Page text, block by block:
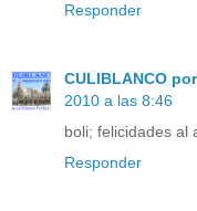
Responder
CULIBLANCO
2010 a las 8:46
boli; felicidades al
Responder